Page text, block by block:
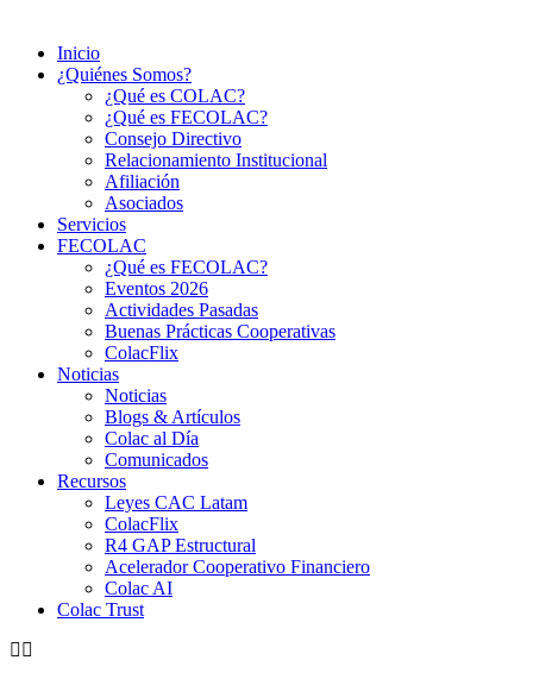
Inicio
¿Quiénes Somos?
¿Qué es COLAC?
¿Qué es FECOLAC?
Consejo Directivo
Relacionamiento Institucional
Afiliación
Asociados
Servicios
FECOLAC
¿Qué es FECOLAC?
Eventos 2026
Actividades Pasadas
Buenas Prácticas Cooperativas
ColacFlix
Noticias
Noticias
Blogs & Artículos
Colac al Día
Comunicados
Recursos
Leyes CAC Latam
ColacFlix
R4 GAP Estructural
Acelerador Cooperativo Financiero
Colac AI
Colac Trust